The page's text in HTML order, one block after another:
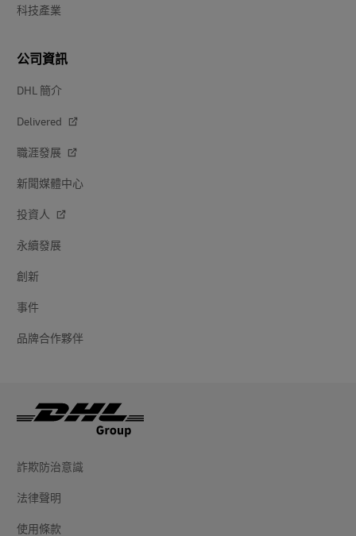
科技產業
公司資訊
DHL 簡介
Delivered
職涯發展
新聞媒體中心
投資人
永續發展
創新
事件
品牌合作夥伴
詐欺防治意識
法律聲明
使用條款